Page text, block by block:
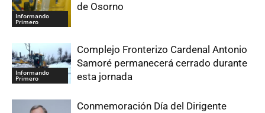
Informando
Primero
de Osorno
Informando
Primero
Complejo Fronterizo Cardenal Antonio
Samoré permanecerá cerrado durante
esta jornada
Conmemoración Día del Dirigente